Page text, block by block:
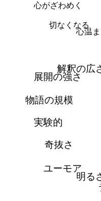
心温
切なくなる
心がざわめく
明る
ユーモア
奇抜さ
実験的
物語の規模
展開の強さ
解釈の広